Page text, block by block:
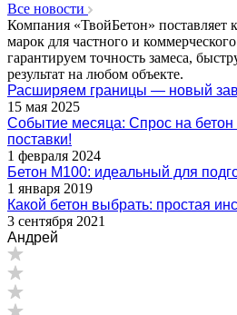
Все новости
Компания «ТвойБетон» поставляет
марок для частного и
гарантируем точность замеса,
результат на любом объекте.
Расширяем границы — новый
15 мая 2025
Событие месяца: Спрос на
поставки!
1 февраля 2024
Бетон М100: идеальный для
1 января 2019
Какой бетон выбрать: простая
3 сентября 2021
Андрей